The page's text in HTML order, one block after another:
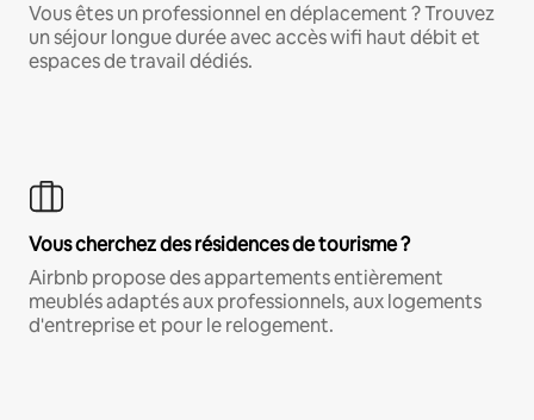
Vous êtes un professionnel en déplacement ? Trouvez
un séjour longue durée avec accès wifi haut débit et
espaces de travail dédiés.
Vous cherchez des résidences de tourisme ?
Airbnb propose des appartements entièrement
meublés adaptés aux professionnels, aux logements
d'entreprise et pour le relogement.